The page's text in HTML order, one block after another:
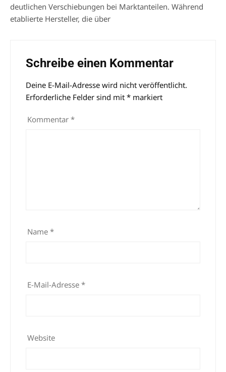
deutlichen Verschiebungen bei Marktanteilen. Während
etablierte Hersteller, die über
Schreibe einen Kommentar
Deine E-Mail-Adresse wird nicht veröffentlicht.
Erforderliche Felder sind mit * markiert
Kommentar *
Name *
E-Mail-Adresse *
Website
Alternative: